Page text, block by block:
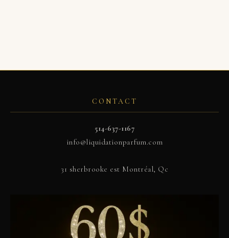
CONTACT
514-637-1167
info@liquidationparfum.com
31 sherbrooke est Montréal, Qc